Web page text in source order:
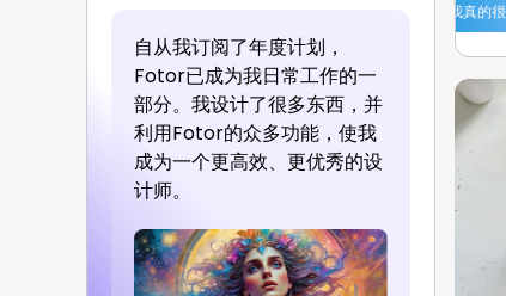
我真的很喜欢Fotor和所有有
自从我订阅了年度计划，
Fotor已成为我日常工作的一
部分。我设计了很多东西，并
利用Fotor的众多功能，使我
成为一个更高效、更优秀的设
计师。